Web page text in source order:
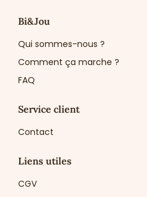
Bi&Jou
Qui sommes-nous ?
Comment ça marche ?
FAQ
Service client
Contact
Liens utiles
CGV